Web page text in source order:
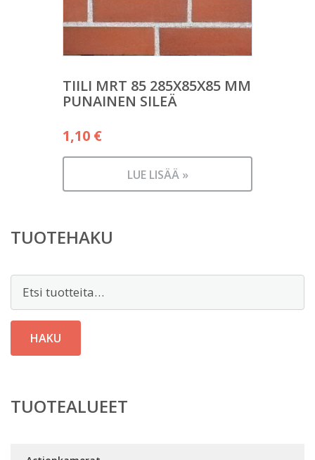
TIILI MRT 85 285X85X85 MM
PUNAINEN SILEÄ
1,10 €
LUE LISÄÄ »
TUOTEHAKU
Etsi:
HAKU
TUOTEALUEET